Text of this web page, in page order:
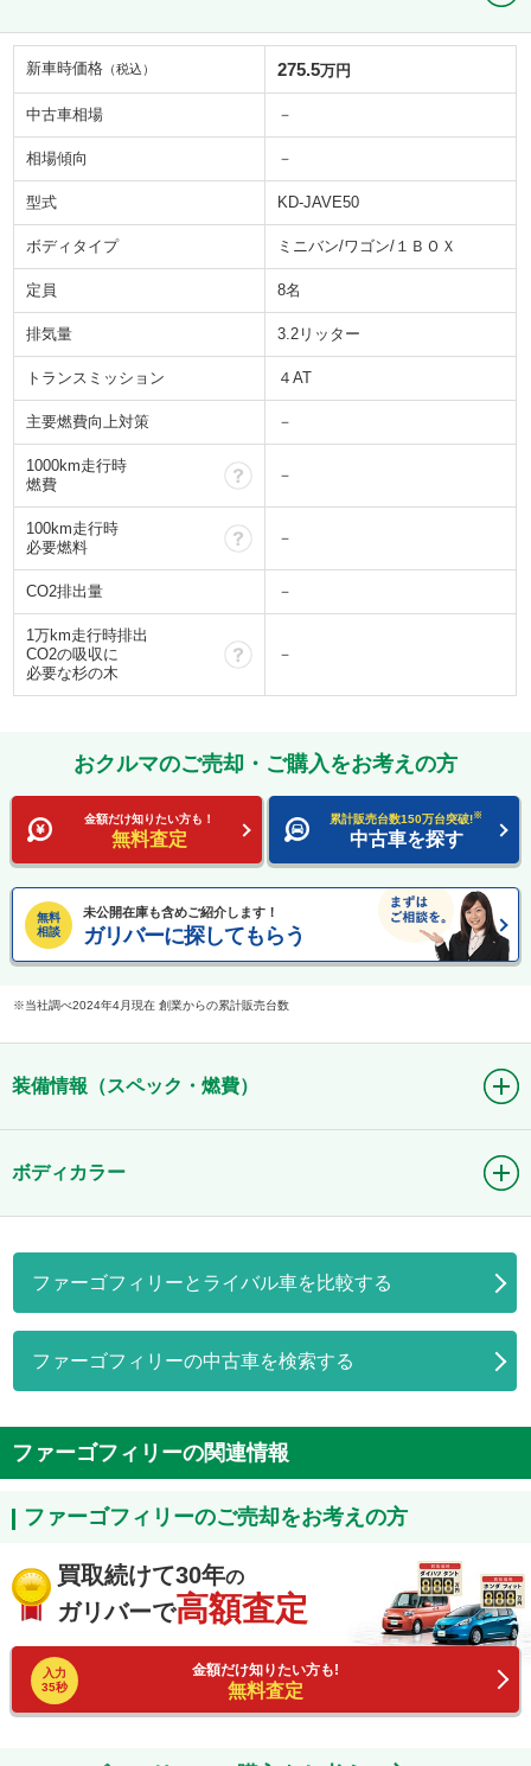
新車時価格 （税込） 275.5万円
中古車相場 －
相場傾向 －
型式 KD-JAVE50
ボディタイプ ミニバン/ワゴン/１ＢＯＸ
定員 8名
排気量 3.2リッター
トランスミッション ４AT
主要燃費向上対策 －
1000km走行時
燃費
－
100km走行時
必要燃料
－
CO2排出量 －
1万km走行時排出
CO2の吸収に
必要な杉の木
－
おクルマのご売却・ご購入をお考えの方
金額だけ知りたい方も！
無料査定
累計販売台数150万台突破!※
中古車を探す
無料
相談
未公開在庫も含めご紹介します！
ガリバーに探してもらう
当社調べ2024年4月現在 創業からの累計販売台数
装備情報（スペック・燃費）
ボディカラー
ファーゴフィリーとライバル車を比較する
ファーゴフィリーの中古車を検索する
ファーゴフィリーの関連情報
ファーゴフィリーのご売却をお考えの方
買取続けて30年の
ガリバーで高額査定
入力
35秒
金額だけ知りたい方も!
無料査定